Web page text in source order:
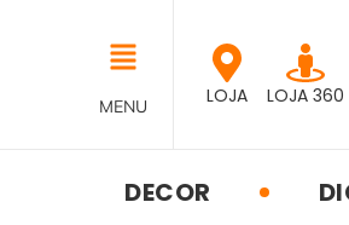
MENU LOJA LOJA 360
DECOR